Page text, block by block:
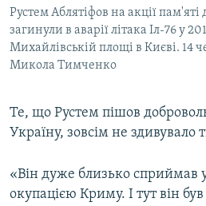
Рустем Аблятіфов на акції пам'яті
загинули в аварії літака Іл-76 у
Михайлівській площі в Києві. 14
Микола Тимченко
Те, що Рустем пішов
Україну, зовсім не здивувало
«Він дуже близько сприймав
окупацією Криму. І тут він